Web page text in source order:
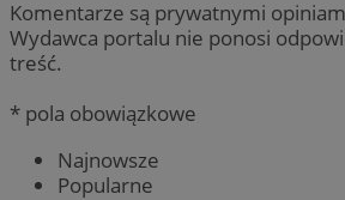
Komentarze są prywatnymi
Wydawca portalu nie ponosi
treść.
* pola obowiązkowe
Najnowsze
Popularne